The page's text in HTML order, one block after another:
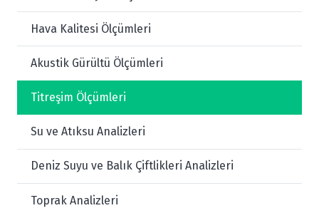
Hava Kalitesi Ölçümleri
Akustik Gürültü Ölçümleri
Titreşim Ölçümleri
Su ve Atıksu Analizleri
Deniz Suyu ve Balık Çiftlikleri Analizleri
Toprak Analizleri